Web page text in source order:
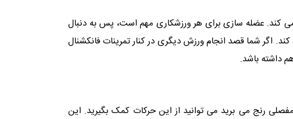
کند. عضله سازی برای هر ورزشکاری مهم است، پس به دنبال
اگر شما قصد انجام ورزش دیگری در کنار تمرینات فانکشنال
داشته باشد.
رنج می برید می توانید از این حرکات کمک بگیرید. این